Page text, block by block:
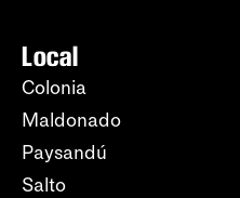
Local
Colonia
Maldonado
Paysandú
Salto